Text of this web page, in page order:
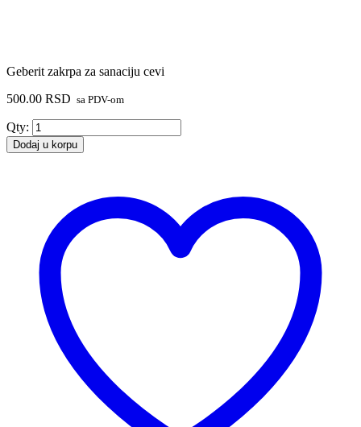
Geberit zakrpa za sanaciju cevi
500.00 RSD sa PDV-om
Qty: Geberit
zakrpa
za
Dodaj u korpu